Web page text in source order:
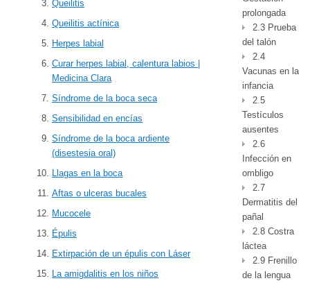
Queilitis
Queilitis actínica
Herpes labial
Curar herpes labial, calentura labios |
Medicina Clara
Síndrome de la boca seca
Sensibilidad en encías
Síndrome de la boca ardiente
(disestesia oral)
Llagas en la boca
Aftas o ulceras bucales
Mucocele
Épulis
Extirpación de un épulis con Láser
La amigdalitis en los niños
prolongada
2.3 Prueba
del talón
2.4
Vacunas en la
infancia
2.5
Testículos
ausentes
2.6
Infección en
ombligo
2.7
Dermatitis del
pañal
2.8 Costra
láctea
2.9 Frenillo
de la lengua